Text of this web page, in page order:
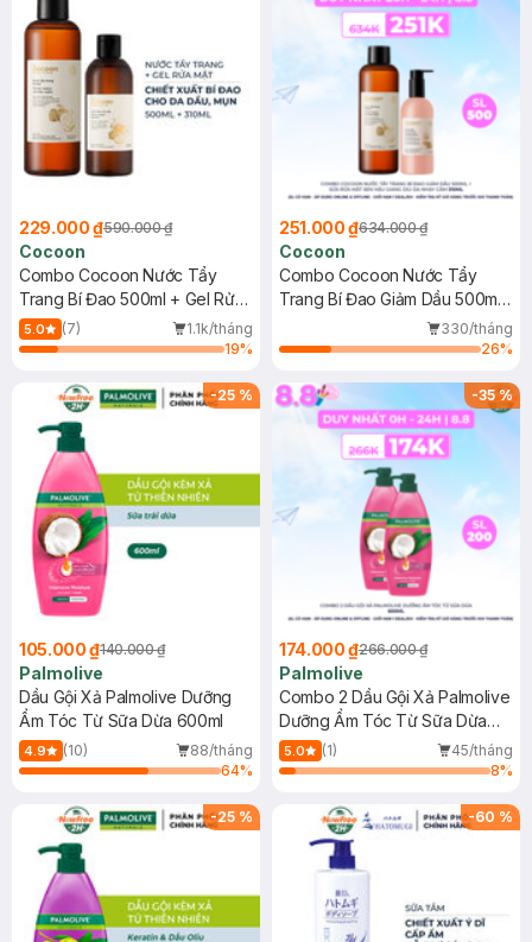
229.000 ₫590.000 ₫
Cocoon
Combo Cocoon Nước Tẩy
Trang Bí Đao 500ml + Gel Rửa
Mặt Bí Đao 310ml
5.0 (7)
1.1k/tháng
19%
251.000 ₫634.000 ₫
Cocoon
Combo Cocoon Nước Tẩy
Trang Bí Đao Giảm Dầu 500ml
+ Sữa Rửa Mặt Sen Hậu Giang
Dịu Da Nhạy Cảm 310ml
330/tháng
26%
-25 %
105.000 ₫140.000 ₫
Palmolive
Dầu Gội Xả Palmolive Dưỡng
Ẩm Tóc Từ Sữa Dừa 600ml
4.9 (10)
88/tháng
64%
-35%
174.000 ₫266.000 ₫
Palmolive
Combo 2 Dầu Gội Xả Palmolive
Dưỡng Ẩm Tóc Từ Sữa Dừa
600ml
5.0 (1)
45/tháng
8%
-25 % -60 %